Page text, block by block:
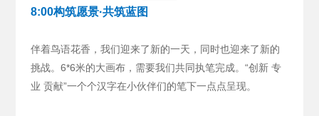
8:00构筑愿景·共筑蓝图
伴着鸟语花香，我们迎来了新的一天，同时也迎来了新的
挑战。6*6米的大画布，需要我们共同执笔完成。“创新 专
业 贡献”一个个汉字在小伙伴们的笔下一点点呈现。